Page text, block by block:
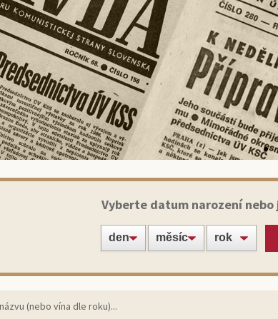
Historické
Překvapte své blízké nebo známé
Vyberte datum narození